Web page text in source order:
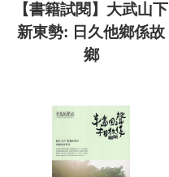
【書籍試閱】大武山下
新東勢: 日久他鄉係故
鄉